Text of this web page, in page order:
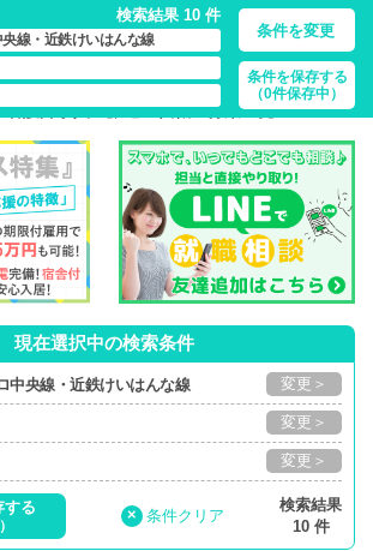
検索結果 10 件
線・近鉄けいはんな線
条件を変更
条件を保存する
（0件保存中）
央線・近鉄けいはんな線/正社員・パー
護師求人・派遣・転職・募集一覧
現在選択中の検索条件
中央線・近鉄けいはんな線 変更＞
変更＞
変更＞
する × 条件クリア
検索結果
10 件